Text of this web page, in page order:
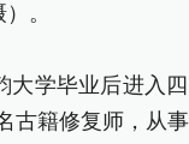
。
大学毕业后进入
古籍修复师，从